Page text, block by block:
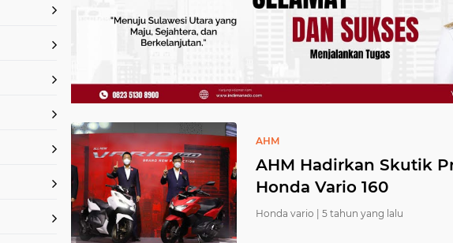
AHM
AHM Hadirkan Skutik
Honda Vario 160
Honda vario | 5 tahun yang lalu